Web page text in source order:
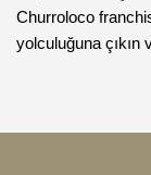
Churroloco
yolculuğuna çıkın